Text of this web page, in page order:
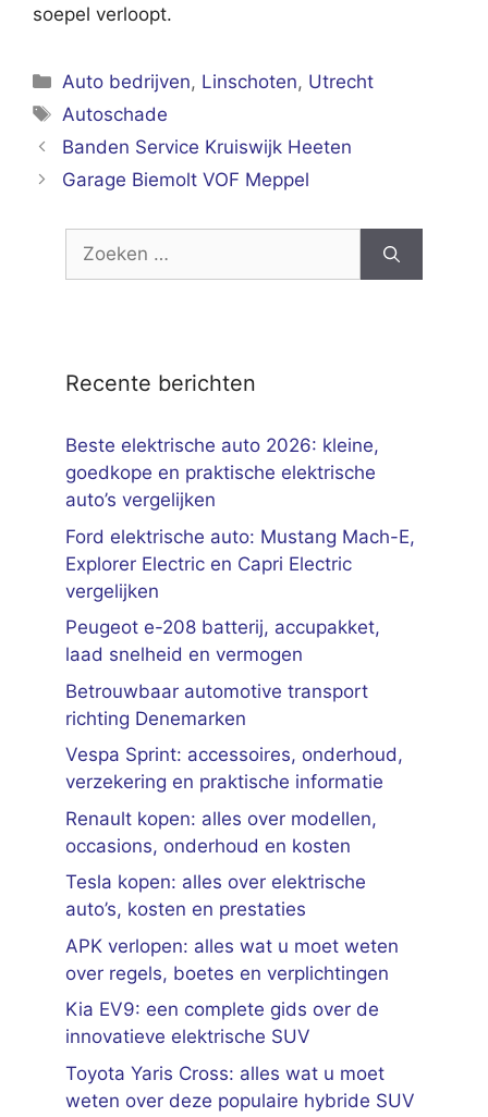
soepel verloopt.
Categorieën
Auto bedrijven, Linschoten, Utrecht
Tags
Autoschade
Banden Service Kruiswijk Heeten
Garage Biemolt VOF Meppel
Zoek
Recente berichten
Beste elektrische auto 2026: kleine,
goedkope en praktische elektrische
auto’s vergelijken
Ford elektrische auto: Mustang Mach-E,
Explorer Electric en Capri Electric
vergelijken
Peugeot e-208 batterij, accupakket,
laad snelheid en vermogen
Betrouwbaar automotive transport
richting Denemarken
Vespa Sprint: accessoires, onderhoud,
verzekering en praktische informatie
Renault kopen: alles over modellen,
occasions, onderhoud en kosten
Tesla kopen: alles over elektrische
auto’s, kosten en prestaties
APK verlopen: alles wat u moet weten
over regels, boetes en verplichtingen
Kia EV9: een complete gids over de
innovatieve elektrische SUV
Toyota Yaris Cross: alles wat u moet
weten over deze populaire hybride SUV